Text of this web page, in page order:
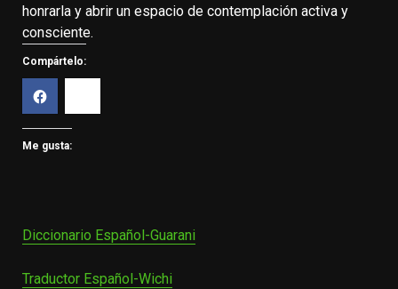
honrarla y abrir un espacio de contemplación activa y
consciente.
Compártelo:
Me gusta:
Diccionario Español-Guarani
Traductor Español-Wichi